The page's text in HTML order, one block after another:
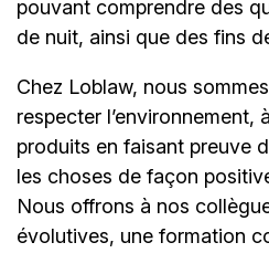
pouvant comprendre des
de nuit, ainsi que des fins
Chez Loblaw, nous
respecter lʼenvironnement,
produits en faisant preuve
les choses de façon
Nous offrons à nos
évolutives, une formation